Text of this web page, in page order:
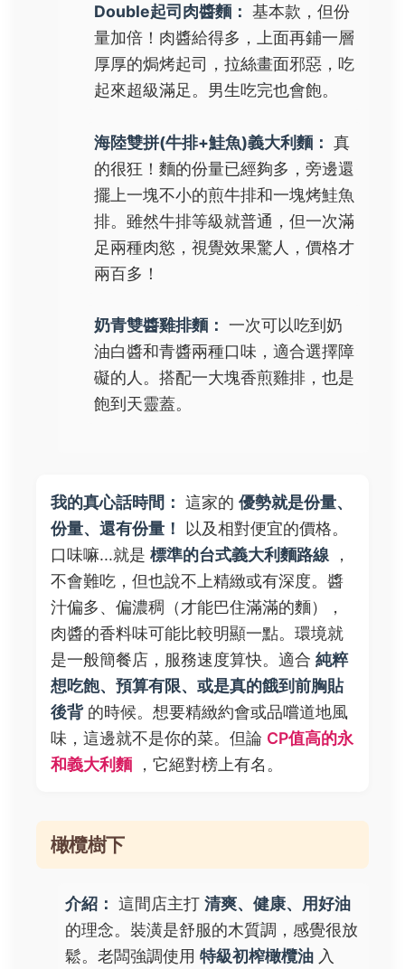
Double起司肉醬麵： 基本款，但份
量加倍！肉醬給得多，上面再鋪一層
厚厚的焗烤起司，拉絲畫面邪惡，吃
起來超級滿足。男生吃完也會飽。
海陸雙拼(牛排+鮭魚)義大利麵： 真
的很狂！麵的份量已經夠多，旁邊還
擺上一塊不小的煎牛排和一塊烤鮭魚
排。雖然牛排等級就普通，但一次滿
足兩種肉慾，視覺效果驚人，價格才
兩百多！
奶青雙醬雞排麵： 一次可以吃到奶
油白醬和青醬兩種口味，適合選擇障
礙的人。搭配一大塊香煎雞排，也是
飽到天靈蓋。
我的真心話時間： 這家的 優勢就是份量、
份量、還有份量！
以及相對便宜的價格。
口味嘛...就是 標準的台式義大利麵路線 ，
不會難吃，但也說不上精緻或有深度。醬
汁偏多、偏濃稠（才能巴住滿滿的麵），
肉醬的香料味可能比較明顯一點。環境就
是一般簡餐店，服務速度算快。適合 純粹
想吃飽、預算有限、或是真的餓到前胸貼
後背的時候。想要精緻約會或品嚐道地風
味，這邊就不是你的菜。但論 CP值高的永
和義大利麵 ，它絕對榜上有名。
橄欖樹下
介紹： 這間店主打 清爽、健康、用好油
的理念。裝潢是舒服的木質調，感覺很放
鬆。老闆強調使用 特級初榨橄欖油 入